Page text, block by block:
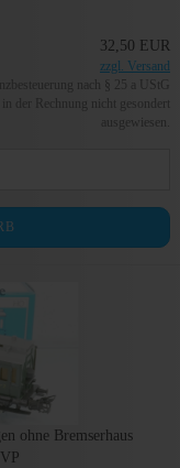
32,50 EUR
zzgl. Versand
nach § 25 a UStG
der Rechnung nicht gesondert
ausgewiesen.
ohne Bremserhaus